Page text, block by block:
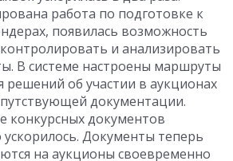
работа по подготовке к
появилась возможность
и анализировать
В системе настроены маршруты
решений об участии в аукционах
документации.
конкурсных документов
ускорилось. Документы теперь
на аукционы своевременно